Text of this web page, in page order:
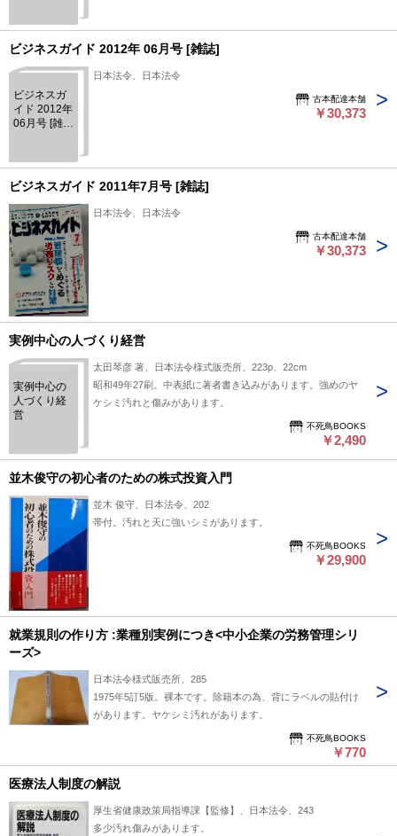
ビジネスガイド 2012年 06月号 [雑誌]
ビジネスガ
イド 2012年
06月号 [雑
日本法令、日本法令
古本配達本舗
￥30,373
ビジネスガイド 2011年7月号 [雑誌]
日本法令、日本法令
古本配達本舗
￥30,373
実例中心の人づくり経営
実例中心の
人づくり経
営
太田琴彦 著、日本法令様式販売所、223p、22cm
昭和49年27刷。中表紙に著者書き込みがあります。強めのヤ
ケシミ汚れと傷みがあります。
不死鳥BOOKS
￥2,490
並木俊守の初心者のための株式投資入門
並木 俊守、日本法令、202
帯付。汚れと天に強いシミがあります。
不死鳥BOOKS
￥29,900
就業規則の作り方 :業種別実例につき<中小企業の労務管理シリ
ーズ>
日本法令様式販売所、285
1975年5訂5版。裸本です。除籍本の為、背にラベルの貼付け
があります。ヤケシミ汚れがあります。
不死鳥BOOKS
￥770
医療法人制度の解説
厚生省健康政策局指導課【監修】、日本法令、243
多少汚れ傷みがあります。